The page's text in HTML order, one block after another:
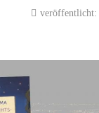
veröffentlicht: